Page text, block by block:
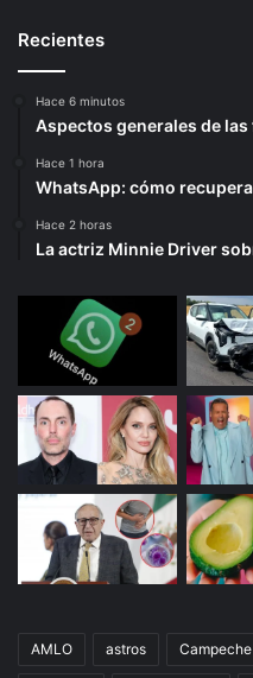
Recientes
Hace 6 minutos
Aspectos generales de
Hace 1 hora
WhatsApp: cómo
Hace 2 horas
La actriz Minnie Driver
AMLO astros Campeche